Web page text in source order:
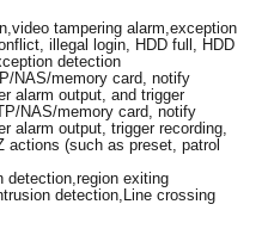
tampering alarm,exception
illegal login, HDD full, HDD
detection
NAS/memory card, notify
alarm output, and trigger
NAS/memory card, notify
alarm output, trigger recording,
actions (such as preset, patrol
detection,region exiting
detection,Line crossing